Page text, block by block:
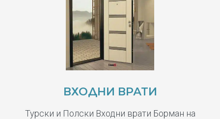
ВХОДНИ ВРАТИ
Турски и Полски Входни врати Борман на